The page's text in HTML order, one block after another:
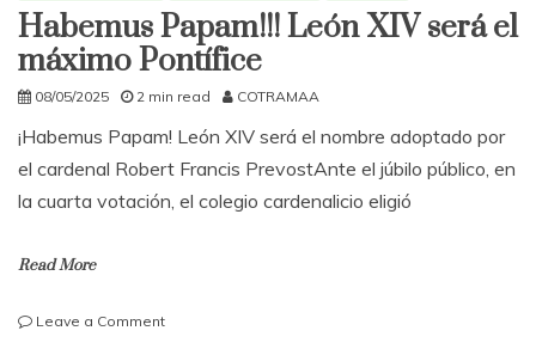
Habemus Papam!!! León XIV será el
máximo Pontífice
08/05/2025 2 min read COTRAMAA
¡Habemus Papam! León XIV será el nombre adoptado por
el cardenal Robert Francis PrevostAnte el júbilo público, en
la cuarta votación, el colegio cardenalicio eligió
Read More
Leave a Commenton